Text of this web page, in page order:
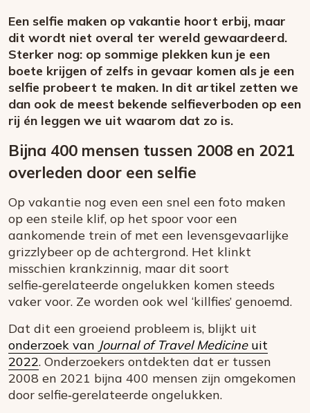
Een selfie maken op vakantie hoort erbij, maar
dit wordt niet overal ter wereld gewaardeerd.
Sterker nog: op sommige plekken kun je een
boete krijgen of zelfs in gevaar komen als je een
selfie probeert te maken. In dit artikel zetten we
dan ook de meest bekende selfieverboden op een
rij én leggen we uit waarom dat zo is.
Bijna 400 mensen tussen 2008 en 2021
overleden door een selfie
Op vakantie nog even een snel een foto maken
op een steile klif, op het spoor voor een
aankomende trein of met een levensgevaarlijke
grizzlybeer op de achtergrond. Het klinkt
misschien krankzinnig, maar dit soort
selfie‑gerelateerde ongelukken komen steeds
vaker voor. Ze worden ook wel ‘killfies’ genoemd.
Dat dit een groeiend probleem is, blijkt uit
onderzoek van Journal of Travel Medicineuit
2022. Onderzoekers ontdekten dat er tussen
2008 en 2021 bijna 400 mensen zijn omgekomen
door selfie‑gerelateerde ongelukken.